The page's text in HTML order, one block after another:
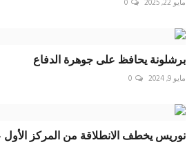
مايو 22, 2025 0
برشلونة يحافظ على جوهرة الدفاع
مايو 9, 2024 0
نوريس يخطف الانطلاقة من المركز